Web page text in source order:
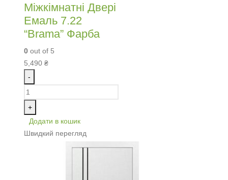
Міжкімнатні Двері
Емаль 7.22
“Brama” Фарба
0 out of 5
5,490 ₴
-
+
Додати в кошик
Швидкий перегляд